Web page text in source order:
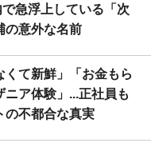
急浮上している「次
の意外な名前
くて新鮮」「お金もら
ニア体験」...正社員も
の不都合な真実